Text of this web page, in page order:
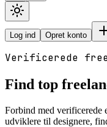
Log ind Opret konto
Verificerede
Find top
Forbind med verificerede
udviklere til designere,